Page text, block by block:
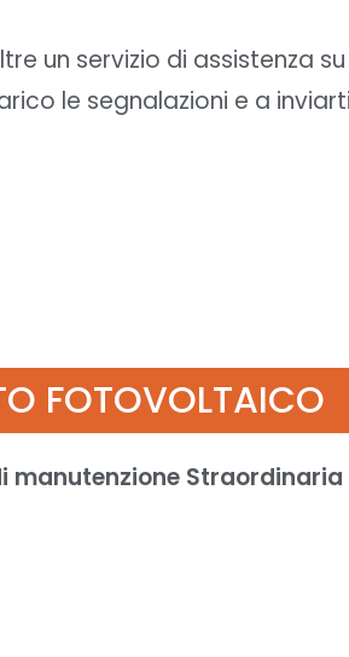
un servizio di assistenza
le segnalazioni e a
FOTOVOLTAICO
manutenzione Straordinaria